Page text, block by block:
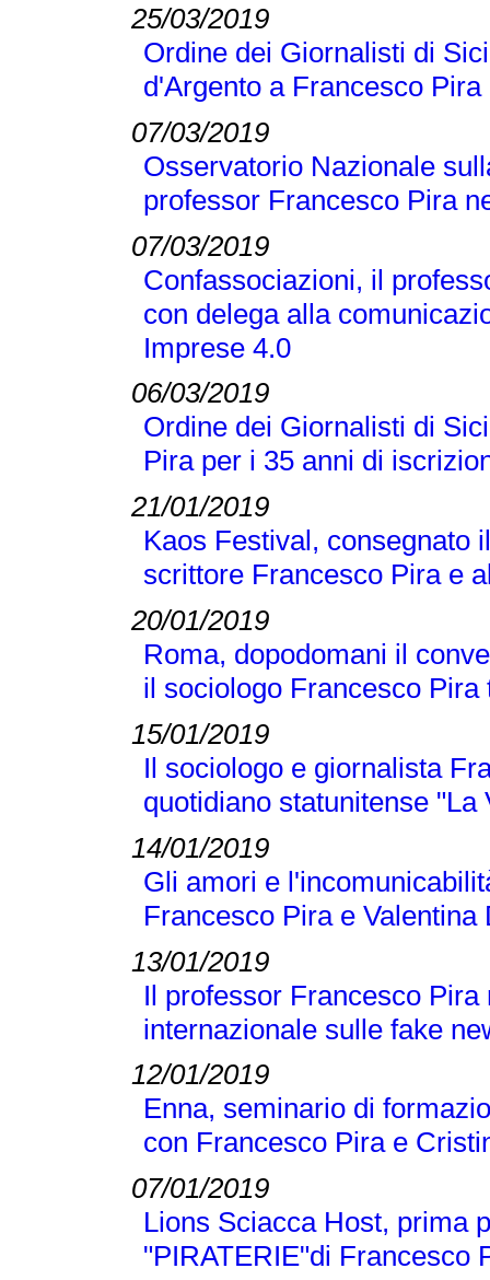
25/03/2019
Ordine dei Giornalisti di
d'Argento a Francesco Pira
07/03/2019
Osservatorio Nazionale
professor Francesco Pira
07/03/2019
Confassociazioni, il
con delega alla
Imprese 4.0
06/03/2019
Ordine dei Giornalisti di
Pira per i 35 anni di
21/01/2019
Kaos Festival, consegnato
scrittore Francesco Pira e
20/01/2019
Roma, dopodomani il
il sociologo Francesco Pira
15/01/2019
Il sociologo e giornalista
quotidiano statunitense "La
14/01/2019
Gli amori e
Francesco Pira e Valentina
13/01/2019
Il professor Francesco
internazionale sulle fake
12/01/2019
Enna, seminario di
con Francesco Pira e
07/01/2019
Lions Sciacca Host, prima
"PIRATERIE"di Francesco